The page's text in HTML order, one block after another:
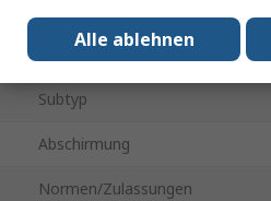
Subtyp
Abschirmung
Normen/Zulassungen
Alle ablehnen